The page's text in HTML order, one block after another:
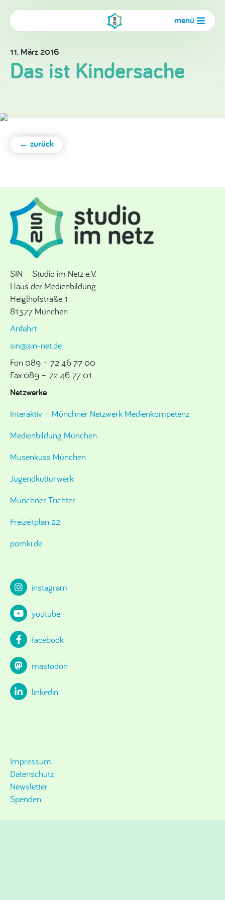
menü
11. März 2016
Das ist Kindersache
← zurück
SIN – Studio im Netz e.V.
Haus der Medienbildung
Heiglhofstraße 1
81377 München
Anfahrt
sin@sin-net.de
Fon 089 – 72 46 77 00
Fax 089 – 72 46 77 01
Netzwerke
Interaktiv – Münchner Netzwerk Medienkompetenz
Medienbildung München
Musenkuss München
Jugendkulturwerk
Münchner Trichter
Freizeitplan 22
pomki.de
instagram
youtube
facebook
mastodon
linkedin
Impressum
Datenschutz
Newsletter
Spenden